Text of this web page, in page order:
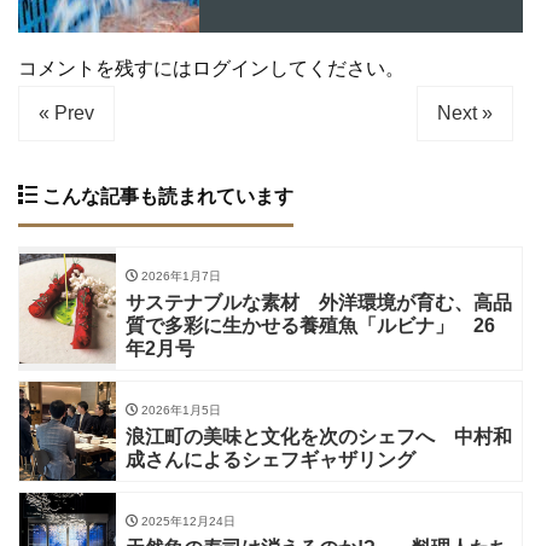
コメントを残すにはログインしてください。
« Prev Next »
こんな記事も読まれています
2026年1月7日
サステナブルな素材 外洋環境が育む、高品
質で多彩に生かせる養殖魚「ルビナ」 26
年2月号
2026年1月5日
浪江町の美味と文化を次のシェフへ 中村和
成さんによるシェフギャザリング
2025年12月24日